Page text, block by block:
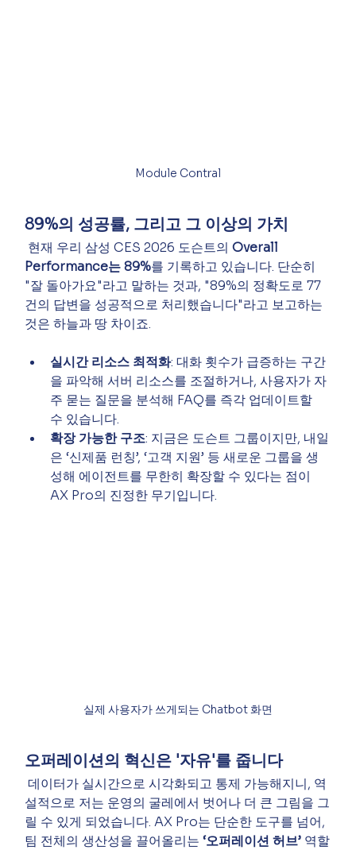
Module Contral
89%의 성공률, 그리고 그 이상의 가치
현재 우리 삼성 CES 2026 도슨트의 Overall
Performance는 89%를 기록하고 있습니다. 단순히
"잘 돌아가요"라고 말하는 것과, "89%의 정확도로 77
건의 답변을 성공적으로 처리했습니다"라고 보고하는
것은 하늘과 땅 차이죠.
실시간 리소스 최적화: 대화 횟수가 급증하는 구간
을 파악해 서버 리소스를 조절하거나, 사용자가 자
주 묻는 질문을 분석해 FAQ를 즉각 업데이트할
수 있습니다.
확장 가능한 구조: 지금은 도슨트 그룹이지만, 내일
은 ‘신제품 런칭’, ‘고객 지원’ 등 새로운 그룹을 생
성해 에이전트를 무한히 확장할 수 있다는 점이
AX Pro의 진정한 무기입니다.
실제 사용자가 쓰게되는 Chatbot 화면
오퍼레이션의 혁신은 '자유'를 줍니다
데이터가 실시간으로 시각화되고 통제 가능해지니, 역
설적으로 저는 운영의 굴레에서 벗어나 더 큰 그림을 그
릴 수 있게 되었습니다. AX Pro는 단순한 도구를 넘어,
팀 전체의 생산성을 끌어올리는 ‘오퍼레이션 허브’ 역할